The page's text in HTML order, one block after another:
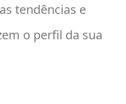
tendências e
o perfil da sua